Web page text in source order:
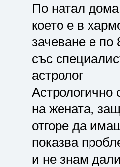
По натал
което е в
зачеване е
със
астролог
Астрологично
на жената,
отгоре да
показва
и не знам